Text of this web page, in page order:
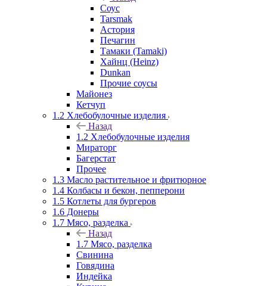
Соус
Tarsmak
Астория
Печагин
Тамаки (Tamaki)
Хайнц (Heinz)
Dunkan
Прочие соусы
Майонез
Кетчуп
1.2 Хлебобулочные изделия
Назад
1.2 Хлебобулочные изделия
Мираторг
Багерстат
Прочее
1.3 Масло растительное и фритюрное
1.4 Колбасы и бекон, пепперони
1.5 Котлеты для бургеров
1.6 Донеры
1.7 Мясо, разделка
Назад
1.7 Мясо, разделка
Свинина
Говядина
Индейка